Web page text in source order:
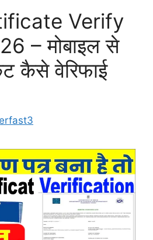
Verify
– मोबाइल से
कैसे वेरिफाई